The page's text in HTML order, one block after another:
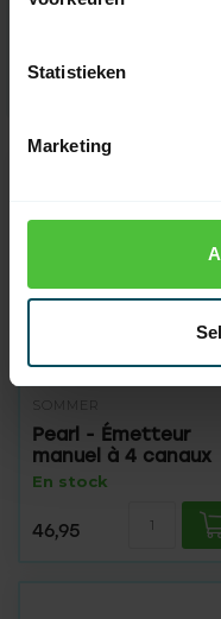
Statistieken
Marketing
Pearl - Émetteur
manuel à 4 canaux
En stock
46,95